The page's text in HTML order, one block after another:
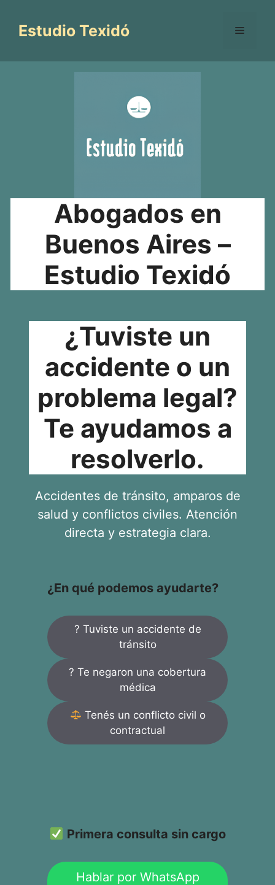
contenido
Estudio Texidó Menú
Abogados en
Buenos Aires –
Estudio Texidó
¿Tuviste un
accidente o un
problema legal?
Te ayudamos a
resolverlo.
Accidentes de tránsito, amparos de
salud y conflictos civiles. Atención
directa y estrategia clara.
¿En qué podemos ayudarte?
? Tuviste un accidente de
tránsito
? Te negaron una cobertura
médica
Tenés un conflicto civil o
contractual
Primera consulta sin cargo
Hablar por WhatsApp